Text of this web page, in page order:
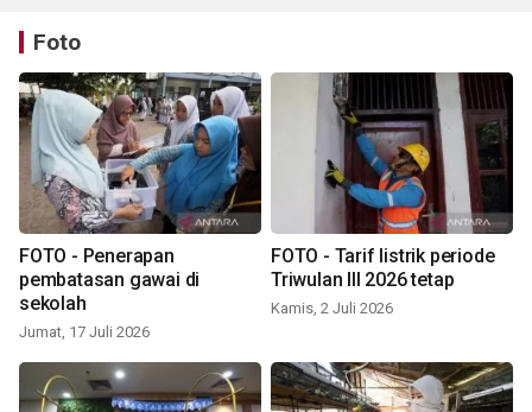
Foto
FOTO - Penerapan
pembatasan gawai di
sekolah
Jumat, 17 Juli 2026
FOTO - Tarif listrik periode
Triwulan III 2026 tetap
Kamis, 2 Juli 2026